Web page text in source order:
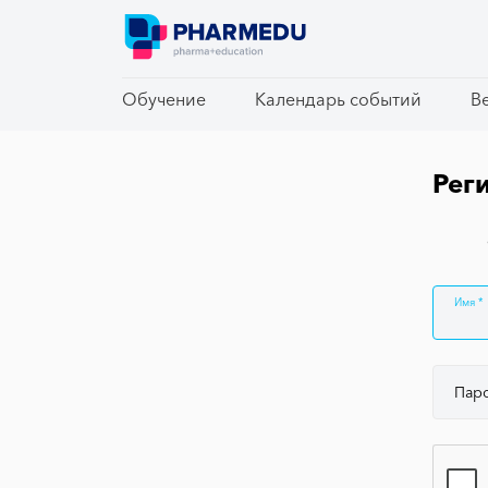
Обучение Календарь событий
Обучение Календарь событий
Имя